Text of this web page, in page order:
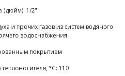
(дюйм): 1/2"
и прочих газов из систем водяного
водоснабжения.
покрытием
°C: 110